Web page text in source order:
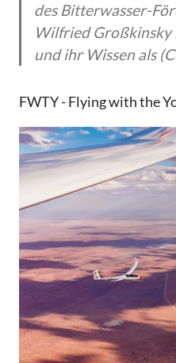
des Bitterwasser-
Wilfried Großkinsky
und ihr Wissen als
FWTY - Flying with the